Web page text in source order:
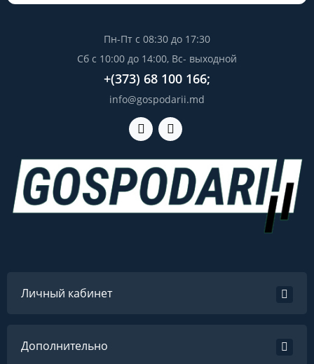
Пн-Пт с 08:30 до 17:30
Сб с 10:00 до 14:00, Вс- выходной
+(373) 68 100 166;
info@gospodarii.md
Личный кабинет
Дополнительно